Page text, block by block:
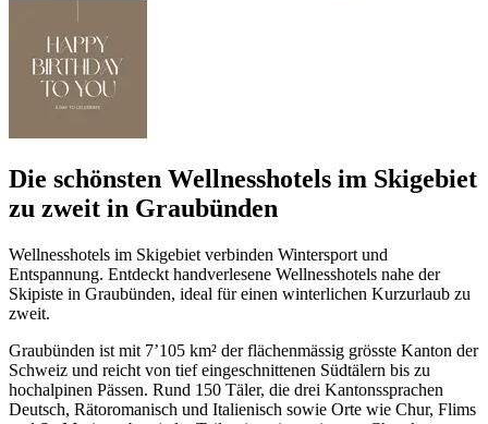
Die schönsten Wellnesshotels im Skigebiet
zu zweit in Graubünden
Wellnesshotels im Skigebiet verbinden Wintersport und
Entspannung. Entdeckt handverlesene Wellnesshotels nahe der
Skipiste in Graubünden, ideal für einen winterlichen Kurzurlaub zu
zweit.
Graubünden ist mit 7’105 km² der flächenmässig grösste Kanton der
Schweiz und reicht von tief eingeschnittenen Südtälern bis zu
hochalpinen Pässen. Rund 150 Täler, die drei Kantonssprachen
Deutsch, Rätoromanisch und Italienisch sowie Orte wie Chur, Flims